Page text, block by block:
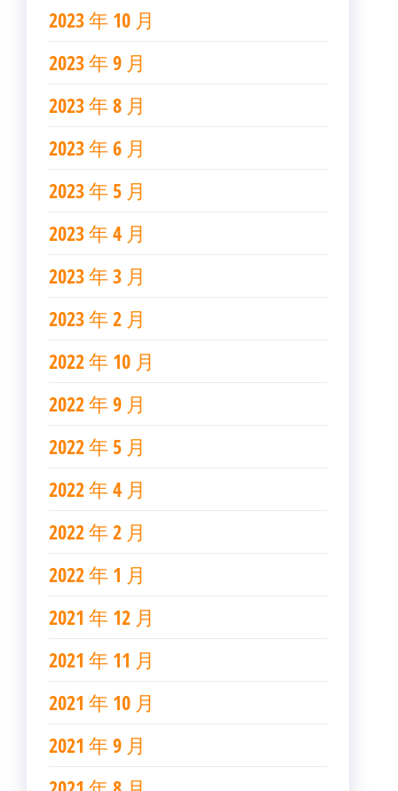
2023 年 10 月
2023 年 9 月
2023 年 8 月
2023 年 6 月
2023 年 5 月
2023 年 4 月
2023 年 3 月
2023 年 2 月
2022 年 10 月
2022 年 9 月
2022 年 5 月
2022 年 4 月
2022 年 2 月
2022 年 1 月
2021 年 12 月
2021 年 11 月
2021 年 10 月
2021 年 9 月